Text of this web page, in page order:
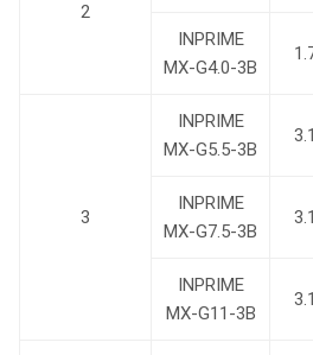
2
INPRIME
MX-G4.0-3B
3
INPRIME
MX-G5.5-3B
INPRIME
MX-G7.5-3B
INPRIME
MX-G11-3B